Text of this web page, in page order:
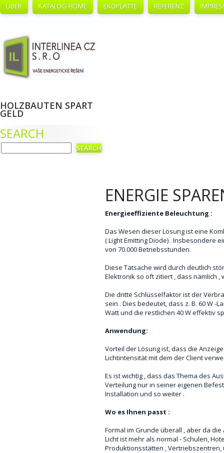
ÜBER KATALOG HOME EKOPLATTE REFERENZ
HOLZBAUTEN SPART
GELD
SEARCH
ENERGIE
Energieeffiziente Beleuchtung :
Das Wesen dieser Lösung ist eine
( Light Emitting Diode) . Insbesondere
von 70.000 Betriebsstunden.
Diese Tatsache wird durch deutlich
Elektronik so oft zitiert , dass nämlich
Die dritte Schlüsselfaktor ist der
sein . Dies bedeutet, dass z. B. 60 W -
Watt und die restlichen 40 W effektiv
Anwendung:
Vorteil der Lösung ist, dass die
Lichtintensität mit dem der Client
Es ist wichtig , dass das Thema des
Verteilung nur in seiner eigenen
Installation und so weiter .
Wo es Ihnen passt :
Formal im Grunde überall , aber da
Licht ist mehr als normal - Schulen,
Produktionsstätten , Vertriebszentren,